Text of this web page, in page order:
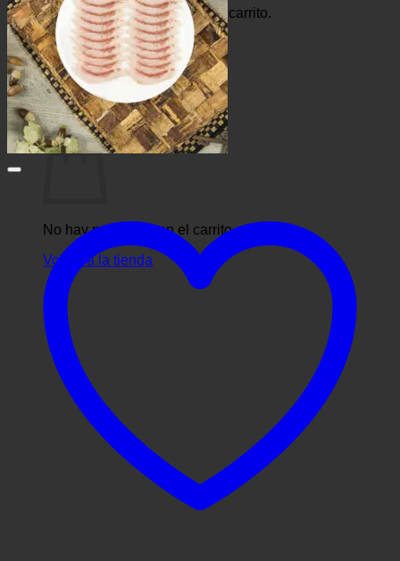
No hay productos en el carrito.
Volver a la tienda
Buscar
por:
0
Carrito
No hay productos en el carrito.
Volver a la tienda